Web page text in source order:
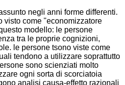
negli anni forme differenti.
visto come "economizzatore
modello: le persone
tra le proprie cognizioni,
le persone tsono viste come
tendono a utilizzare soprattutto
sono scienziati molto
ogni sorta di scorciatoia
analisi causa-effetto razionali